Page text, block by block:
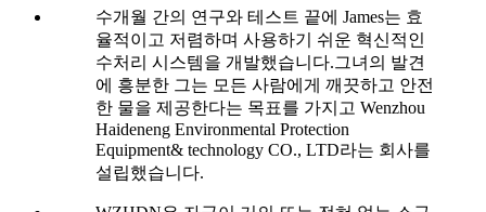
수개월 간의 연구와 테스트 끝에 James는 효
율적이고 저렴하며 사용하기 쉬운 혁신적인
수처리 시스템을 개발했습니다.그녀의 발견
에 흥분한 그는 모든 사람에게 깨끗하고 안전
한 물을 제공한다는 목표를 가지고 Wenzhou
Haideneng Environmental Protection
Equipment& technology CO., LTD라는 회사를
설립했습니다.